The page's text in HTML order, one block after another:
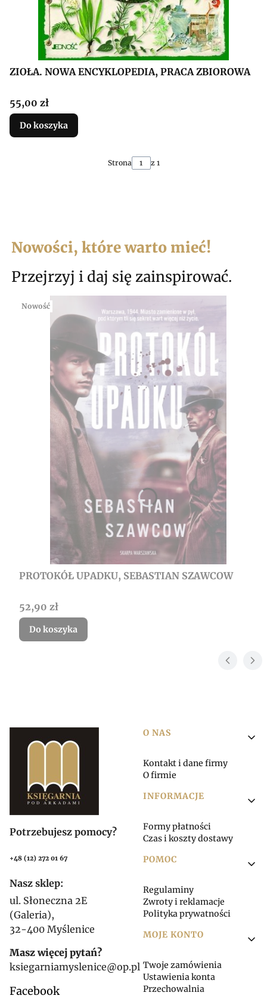
ZIOŁA. NOWA ENCYKLOPEDIA, PRACA ZBIOROWA
Cena
55,00 zł
Do koszyka
Strona z 1
Nowości, które warto mieć!
Przejrzyj i daj się zainspirować.
Nowość
PROTOKÓŁ UPADKU, SEBASTIAN SZAWCOW
Cena
52,90 zł
Do koszyka
Potrzebujesz pomocy?
+48 (12) 272 01 67
Nasz sklep:
ul. Słoneczna 2E
(Galeria),
32-400 Myślenice
Masz więcej pytań?
ksiegarniamyslenice@op.pl
Facebook
Linki w stopce
O NAS
Kontakt i dane firmy
O firmie
INFORMACJE
Formy płatności
Czas i koszty dostawy
POMOC
Regulaminy
Zwroty i reklamacje
Polityka prywatności
MOJE KONTO
Twoje zamówienia
Ustawienia konta
Przechowalnia